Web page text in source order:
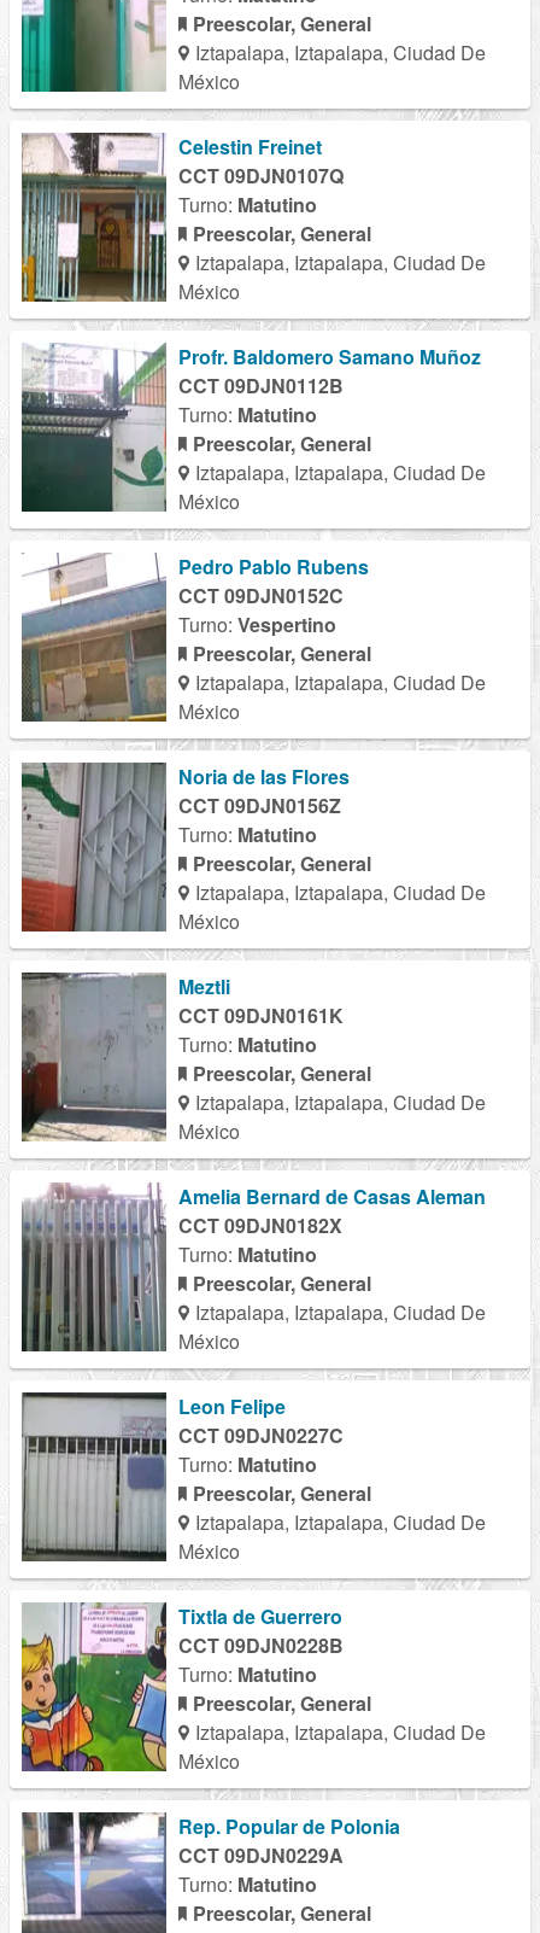
Preescolar, General
Iztapalapa, Iztapalapa, Ciudad De
México
Celestin Freinet
CCT 09DJN0107Q
Turno: Matutino
Preescolar, General
Iztapalapa, Iztapalapa, Ciudad De
México
Profr. Baldomero Samano Muñoz
CCT 09DJN0112B
Turno: Matutino
Preescolar, General
Iztapalapa, Iztapalapa, Ciudad De
México
Pedro Pablo Rubens
CCT 09DJN0152C
Turno: Vespertino
Preescolar, General
Iztapalapa, Iztapalapa, Ciudad De
México
Noria de las Flores
CCT 09DJN0156Z
Turno: Matutino
Preescolar, General
Iztapalapa, Iztapalapa, Ciudad De
México
Meztli
CCT 09DJN0161K
Turno: Matutino
Preescolar, General
Iztapalapa, Iztapalapa, Ciudad De
México
Amelia Bernard de Casas Aleman
CCT 09DJN0182X
Turno: Matutino
Preescolar, General
Iztapalapa, Iztapalapa, Ciudad De
México
Leon Felipe
CCT 09DJN0227C
Turno: Matutino
Preescolar, General
Iztapalapa, Iztapalapa, Ciudad De
México
Tixtla de Guerrero
CCT 09DJN0228B
Turno: Matutino
Preescolar, General
Iztapalapa, Iztapalapa, Ciudad De
México
Rep. Popular de Polonia
CCT 09DJN0229A
Turno: Matutino
Preescolar, General